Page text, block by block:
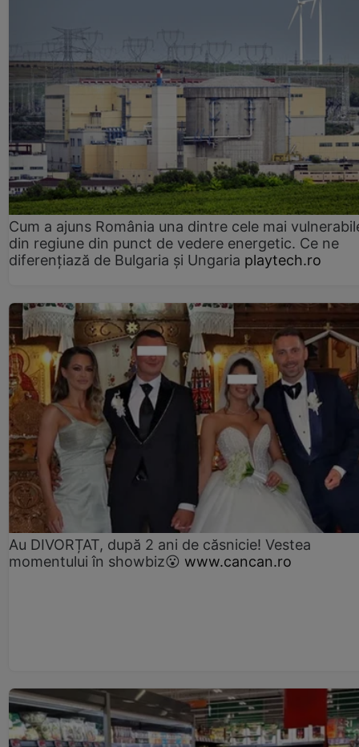
Cum a ajuns România una dintre cele mai
din regiune din punct de vedere energetic. Ce ne
diferențiază de Bulgaria și Ungaria playtech.ro
Au DIVORȚAT, după 2 ani de căsnicie! Vestea
momentului în showbiz😮 www.cancan.ro